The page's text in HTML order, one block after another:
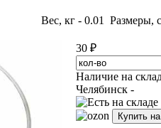
Вес, кг - 0.01 Размеры,
30 ₽
Наличие на
Челябинск -
Купить